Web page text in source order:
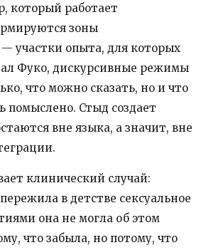
который работает
зоны
участки опыта, для которых
Фуко, дискурсивные режимы
что можно сказать, но и что
Стыд создает
вне языка, а значит, вне
клинический случай:
в детстве сексуальное
она не могла об этом
что забыла, но потому, что